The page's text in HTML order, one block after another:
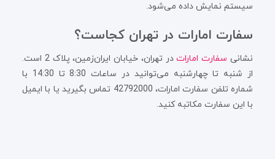
سیستم نمایش داده می‌شود.
سفارت امارات در تهران کجاست؟
نشانی سفارت امارات
در تهران، خیابان ایران‌زمین، پلاک 2 است.
از شنبه تا چهارشنبه می‌توانید در ساعات 8:30 تا 14:30 با
شماره تلفن سفارت امارات، 42792000 تماس بگیرید یا با ایمیل
با این سفارت مکاتبه کنید.